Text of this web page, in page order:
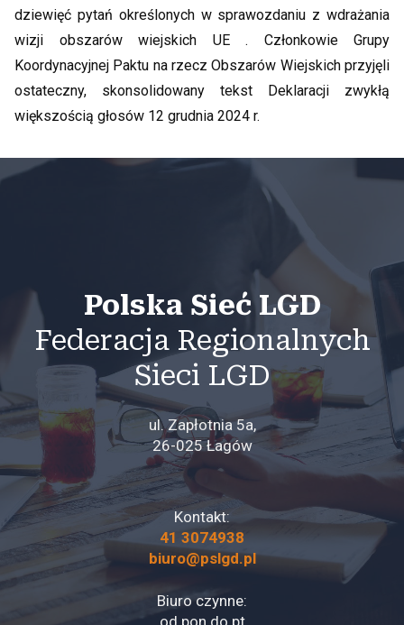
dziewięć pytań określonych w sprawozdaniu z wdrażania
wizji obszarów wiejskich UE . Członkowie Grupy
Koordynacyjnej Paktu na rzecz Obszarów Wiejskich przyjęli
ostateczny, skonsolidowany tekst Deklaracji zwykłą
większością głosów 12 grudnia 2024 r.
Polska Sieć LGD
Federacja Regionalnych
Sieci LGD
ul. Zapłotnia 5a,
26-025 Łagów
Kontakt:
41 3074938
biuro@pslgd.pl
Biuro czynne: